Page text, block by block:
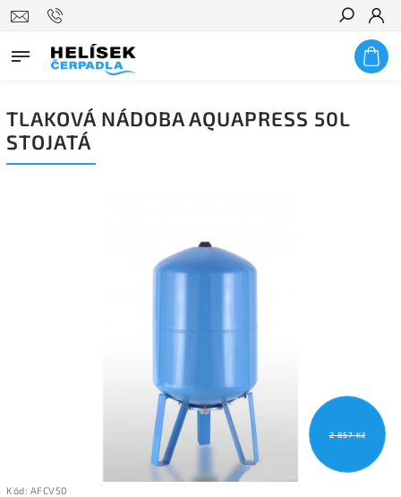
Hledat
TLAKOVÁ NÁDOBA AQUAPRESS 50L
STOJATÁ
2 857 Kč
Kód: AFCV50